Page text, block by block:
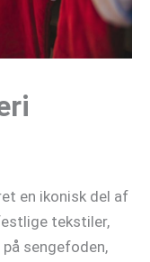
en ikonisk del af
tekstiler,
sengefoden,